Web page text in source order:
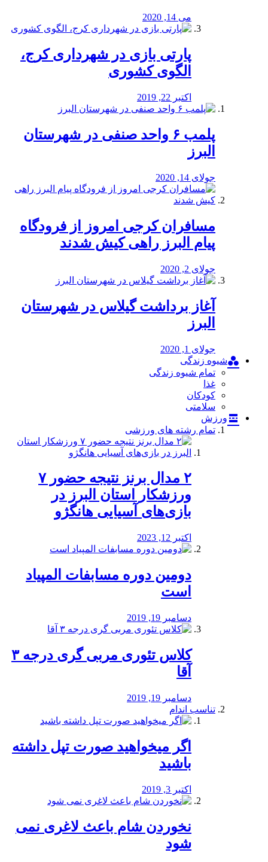
می 14, 2020
پارتی بازی در شهرداری کرج،
الگوی کشوری
اکتبر 22, 2019
پلمب ۶ واحد صنفی در شهرستان
البرز
جولای 14, 2020
مسافران کرجی امروز از فرودگاه
پیام البرز راهی کیش شدند
جولای 2, 2020
آغاز برداشت گیلاس در شهرستان
البرز
جولای 1, 2020
شیوه زندگی
تمام شیوه زندگی
غذا
کودکان
سلامتی
ورزش
تمام رشته های ورزشی
۲ مدال برنز نتیجه حضور ۷
ورزشکار استان البرز در
بازی‌های آسیایی هانگژو
اکتبر 12, 2023
دومین دوره مسابفات المپیاد
است
دسامبر 19, 2019
کلاس تئوری مربی گری درجه ۳
آقا
دسامبر 19, 2019
تناسب اندام
اگر میخواهید صورت تپل داشته
باشید
اکتبر 3, 2019
نخوردن شام باعث لاغری نمی
‌شود